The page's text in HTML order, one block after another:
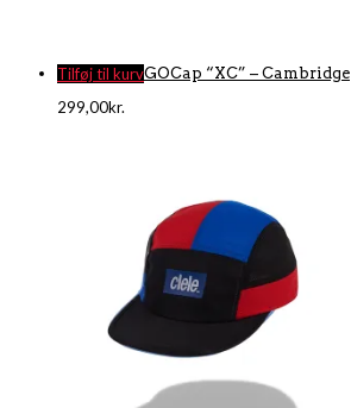
Tilføj til kurvGOCap “XC” – Cambridge
299,00kr.